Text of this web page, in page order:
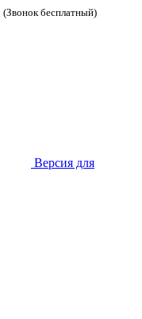
(Звонок бесплатный)
Версия для